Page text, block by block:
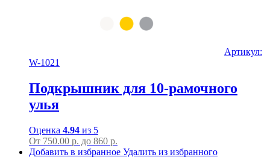
Артикул:
W-1021
Подкрышник для 10-рамочного
улья
Оценка 4.94 из 5
От 750.00 р. до 860 р.
Добавить в избранное Удалить из избранного